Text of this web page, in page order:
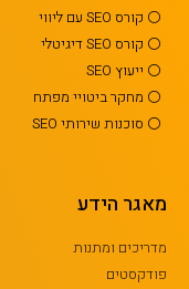
⚪ קורס SEO עם ליווי
⚪ קורס SEO דיגיטלי
⚪ ייעוץ SEO
⚪ מחקר ביטויי מפתח
⚪ סוכנות שירותי SEO
מאגר הידע
מדריכים ומתנות
פודקסטים